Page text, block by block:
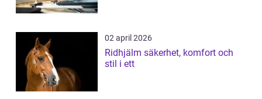
02 april 2026
Ridhjälm säkerhet, komfort och
stil i ett